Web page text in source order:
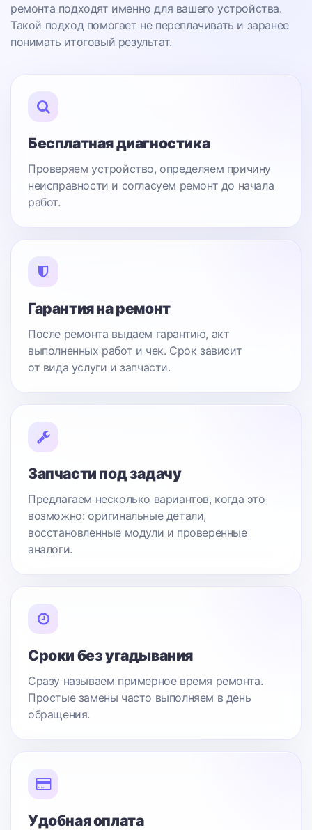
ремонта подходят именно для вашего устройства.
Такой подход помогает не переплачивать и заранее
понимать итоговый результат.
Бесплатная диагностика
Проверяем устройство, определяем причину
неисправности и согласуем ремонт до начала
работ.
Гарантия на ремонт
После ремонта выдаем гарантию, акт
выполненных работ и чек. Срок зависит
от вида услуги и запчасти.
Запчасти под задачу
Предлагаем несколько вариантов, когда это
возможно: оригинальные детали,
восстановленные модули и проверенные
аналоги.
Сроки без угадывания
Сразу называем примерное время ремонта.
Простые замены часто выполняем в день
обращения.
Удобная оплата